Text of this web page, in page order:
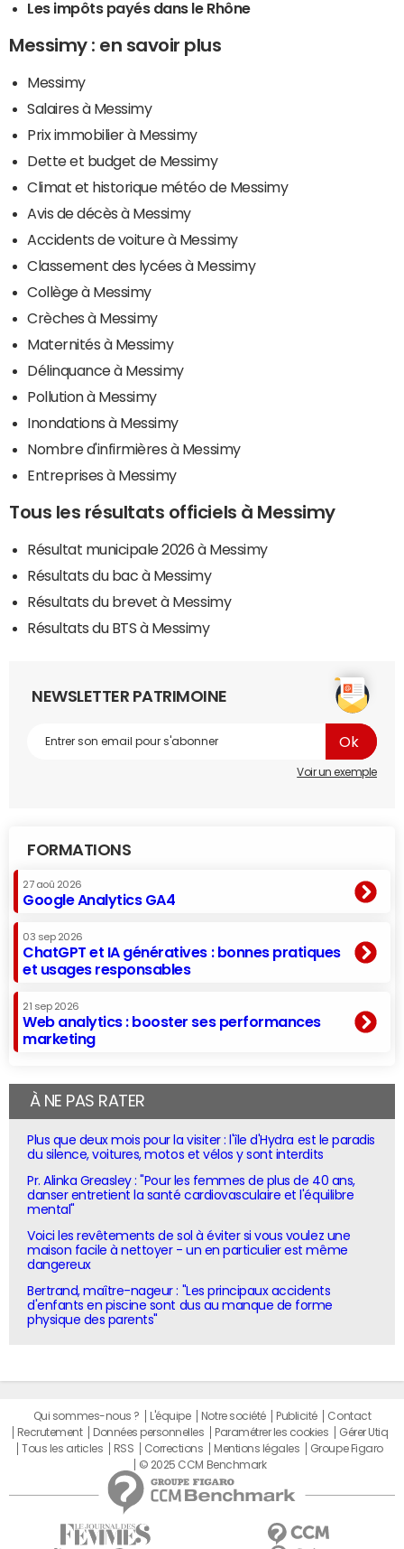
Les impôts payés dans le Rhône
Messimy : en savoir plus
Messimy
Salaires à Messimy
Prix immobilier à Messimy
Dette et budget de Messimy
Climat et historique météo de Messimy
Avis de décès à Messimy
Accidents de voiture à Messimy
Classement des lycées à Messimy
Collège à Messimy
Crèches à Messimy
Maternités à Messimy
Délinquance à Messimy
Pollution à Messimy
Inondations à Messimy
Nombre d'infirmières à Messimy
Entreprises à Messimy
Tous les résultats officiels à Messimy
Résultat municipale 2026 à Messimy
Résultats du bac à Messimy
Résultats du brevet à Messimy
Résultats du BTS à Messimy
NEWSLETTER PATRIMOINE
Voir un exemple
FORMATIONS
27 aoû 2026
Google Analytics GA4
03 sep 2026
ChatGPT et IA génératives : bonnes pratiques
et usages responsables
21 sep 2026
Web analytics : booster ses performances
marketing
À NE PAS RATER
Plus que deux mois pour la visiter : l'île d'Hydra est le paradis
du silence, voitures, motos et vélos y sont interdits
Pr. Alinka Greasley : "Pour les femmes de plus de 40 ans,
danser entretient la santé cardiovasculaire et l'équilibre
mental"
Voici les revêtements de sol à éviter si vous voulez une
maison facile à nettoyer - un en particulier est même
dangereux
Bertrand, maître-nageur : "Les principaux accidents
d'enfants en piscine sont dus au manque de forme
physique des parents"
Qui sommes-nous ? L'équipe Notre société Publicité
Contact
Recrutement
Données personnelles Paramétrer les cookies
Gérer Utiq
Tous les articles
RSS Corrections Mentions légales
Groupe Figaro
© 2025 CCM Benchmark